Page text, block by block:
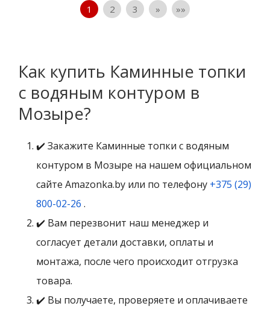
1 2 3 » »»
Как купить Каминные топки
с водяным контуром в
Мозыре?
✔️ Закажите Каминные топки с водяным
контуром в Мозыре на нашем официальном
сайте Amazonka.by или по телефону +375 (29)
800-02-26 .
✔️ Вам перезвонит наш менеджер и
согласует детали доставки, оплаты и
монтажа, после чего происходит отгрузка
товара.
✔️ Вы получаете, проверяете и оплачиваете